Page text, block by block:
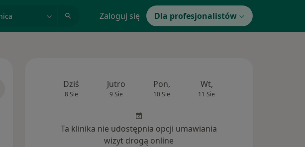
Zaloguj się Dla profesjonalistów
Dziś
8 Sie
Jutro
9 Sie
Pon,
10 Sie
Wt,
11 Sie
Ta klinika nie udostępnia opcji umawiania
wizyt drogą online